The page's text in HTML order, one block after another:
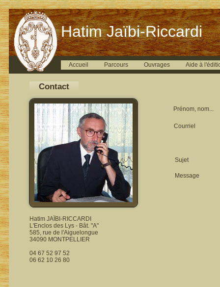
Hatim Jaïbi-Riccardi
Accueil Parcours Ouvrages Aide à
Contact
Hatim JAÏBI-RICCARDI
L'Enclos des Lys - Bât. "A"
585, rue de l'Aiguelongue
34090 MONTPELLIER
04 67 52 97 52
06 62 10 26 80
Prénom, nom...
Courriel
Sujet
Message